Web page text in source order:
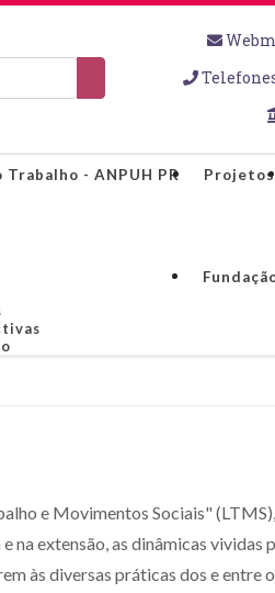
Trabalho - ANPUH PR Projetos
e Movimentos Sociais"
na extensão, as dinâmicas
às diversas práticas dos e entre